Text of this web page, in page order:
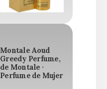
Montale Aoud
Greedy Perfume,
de Montale ·
Perfume de Mujer